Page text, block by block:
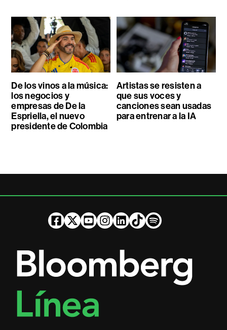
De los vinos a la música:
los negocios y
empresas de De la
Espriella, el nuevo
presidente de Colombia
Artistas se resisten a
que sus voces y
canciones sean usadas
para entrenar a la IA